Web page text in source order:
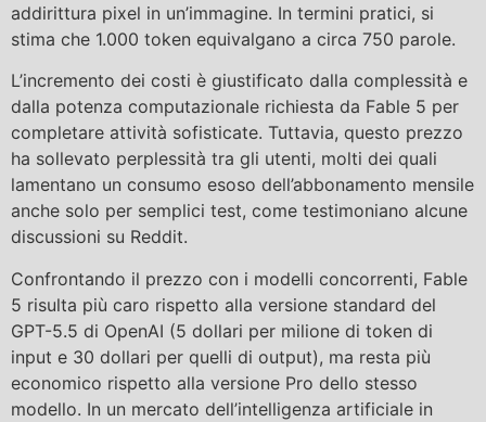
addirittura pixel in un’immagine. In termini pratici, si
stima che 1.000 token equivalgano a circa 750 parole.
L’incremento dei costi è giustificato dalla complessità e
dalla potenza computazionale richiesta da Fable 5 per
completare attività sofisticate. Tuttavia, questo prezzo
ha sollevato perplessità tra gli utenti, molti dei quali
lamentano un consumo esoso dell’abbonamento mensile
anche solo per semplici test, come testimoniano alcune
discussioni su Reddit.
Confrontando il prezzo con i modelli concorrenti, Fable
5 risulta più caro rispetto alla versione standard del
GPT-5.5 di OpenAI (5 dollari per milione di token di
input e 30 dollari per quelli di output), ma resta più
economico rispetto alla versione Pro dello stesso
modello. In un mercato dell’intelligenza artificiale in